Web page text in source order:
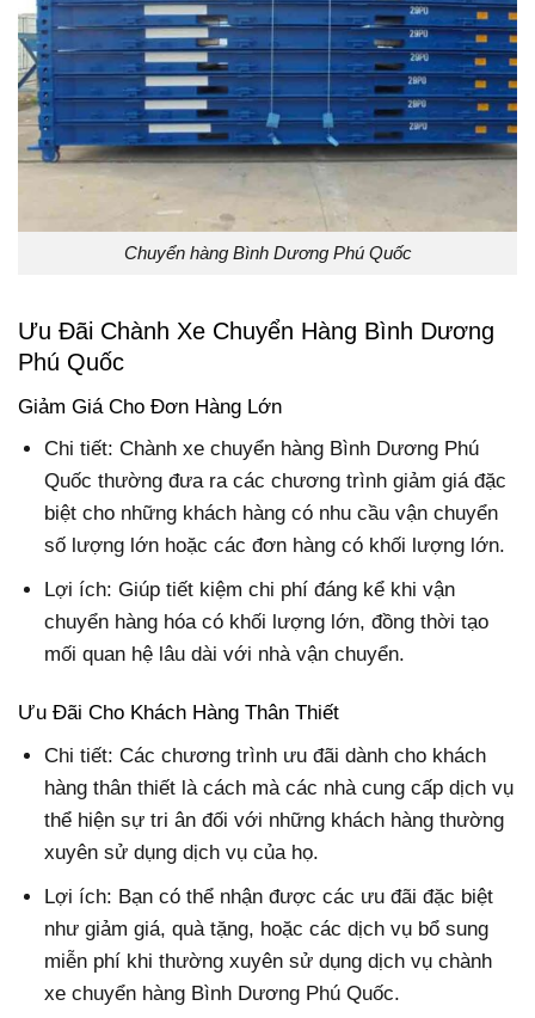
Chuyển hàng Bình Dương Phú Quốc
Ưu Đãi Chành Xe Chuyển Hàng Bình Dương
Phú Quốc
Giảm Giá Cho Đơn Hàng Lớn
Chi tiết: Chành xe chuyển hàng Bình Dương Phú
Quốc thường đưa ra các chương trình giảm giá đặc
biệt cho những khách hàng có nhu cầu vận chuyển
số lượng lớn hoặc các đơn hàng có khối lượng lớn.
Lợi ích: Giúp tiết kiệm chi phí đáng kể khi vận
chuyển hàng hóa có khối lượng lớn, đồng thời tạo
mối quan hệ lâu dài với nhà vận chuyển.
Ưu Đãi Cho Khách Hàng Thân Thiết
Chi tiết: Các chương trình ưu đãi dành cho khách
hàng thân thiết là cách mà các nhà cung cấp dịch vụ
thể hiện sự tri ân đối với những khách hàng thường
xuyên sử dụng dịch vụ của họ.
Lợi ích: Bạn có thể nhận được các ưu đãi đặc biệt
như giảm giá, quà tặng, hoặc các dịch vụ bổ sung
miễn phí khi thường xuyên sử dụng dịch vụ chành
xe chuyển hàng Bình Dương Phú Quốc.